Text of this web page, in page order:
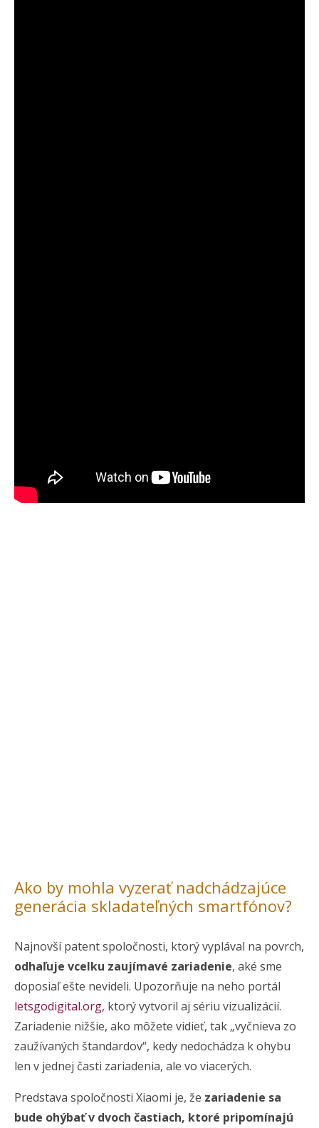
Ako by mohla vyzerať nadchádzajúce
generácia skladateľných smartfónov?
Najnovší patent spoločnosti, ktorý vyplával na povrch,
odhaľuje vcelku zaujímavé zariadenie, aké sme
doposiaľ ešte nevideli. Upozorňuje na neho portál
letsgodigital.org, ktorý vytvoril aj sériu vizualizácií.
Zariadenie nižšie, ako môžete vidieť, tak „vyčnieva zo
zaužívaných štandardov“, kedy nedochádza k ohybu
len v jednej časti zariadenia, ale vo viacerých.
Predstava spoločnosti Xiaomi je, že zariadenie sa
bude ohýbať v dvoch častiach, ktoré pripomínajú